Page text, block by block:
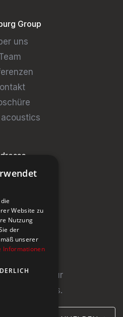
Group
uns
GmbH
Kaiserstuhl
433 00 25
abonnieren für
und Updates.
Website zu
Nutzung
der
unserer
Informationen